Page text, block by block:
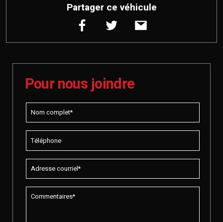
Partager ce véhicule
Pour nous joindre